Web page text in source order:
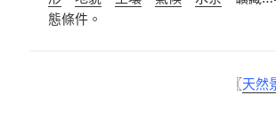
態條件。
〖天然